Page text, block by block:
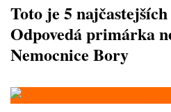
Toto je 5
Odpovedá primárka
Nemocnice Bory